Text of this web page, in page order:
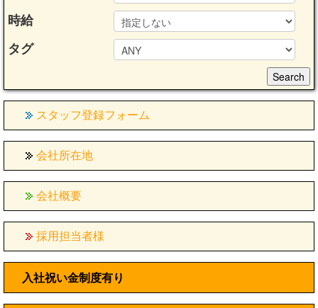
時給
タグ
スタッフ登録フォーム
会社所在地
会社概要
採用担当者様
入社祝い金制度有り